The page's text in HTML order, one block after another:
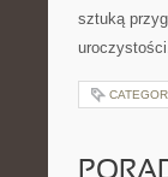
sztuką